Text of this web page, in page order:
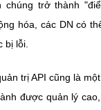
chúng trở thành
hóa, các DN có
bị lỗi.
trị API cũng là
được quản lý